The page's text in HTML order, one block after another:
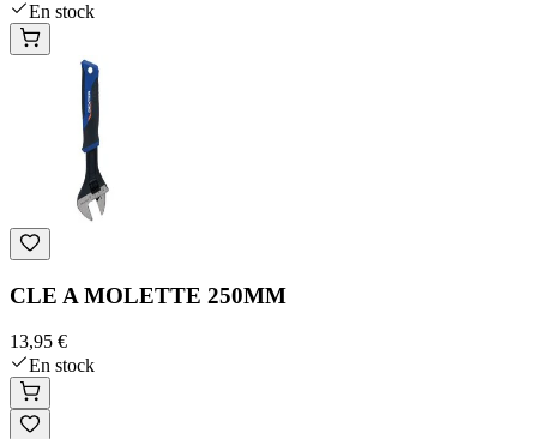
En stock
CLE A MOLETTE 250MM
13,95 €
En stock